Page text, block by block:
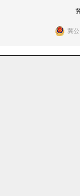
冀公